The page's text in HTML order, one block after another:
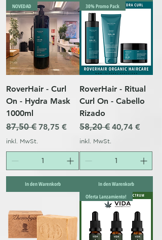
NOVEDAD
RoverHair - Curl
On - Hydra Mask
1000ml
Standardpreis
87,50 € Sale-Preis
78,75 €
inkl. MwSt.
In den Warenkorb
30% Promo Pack
RoverHair - Ritual
Curl On - Cabello
Rizado
Standardpreis
58,20 € Sale-Preis
40,74 €
inkl. MwSt.
In den Warenkorb
Oferta Lanzamiento!